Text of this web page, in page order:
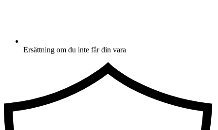
Ersättning om du inte får din vara